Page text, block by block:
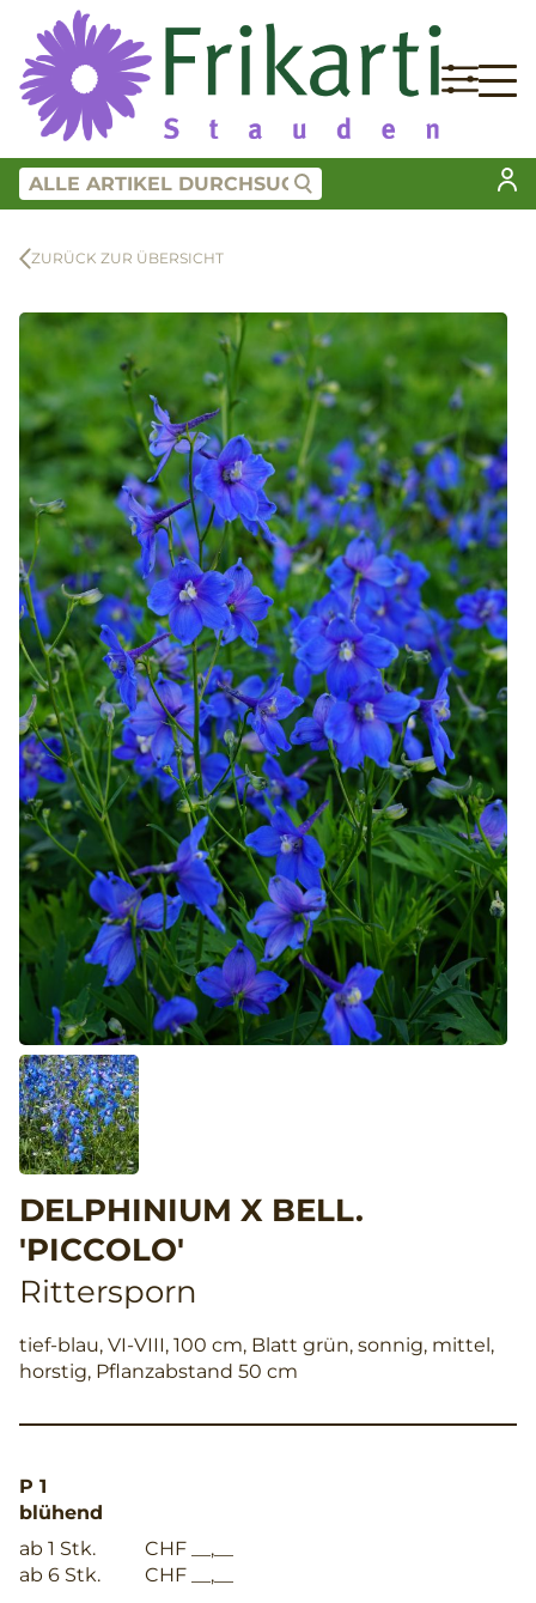
ZURÜCK ZUR ÜBERSICHT
DELPHINIUM X BELL.
'PICCOLO'
Rittersporn
tief-blau, VI-VIII, 100 cm, Blatt grün, sonnig, mittel,
horstig, Pflanzabstand 50 cm
P 1
blühend
ab 1 Stk.
CHF __,__
ab 6 Stk.
CHF __,__